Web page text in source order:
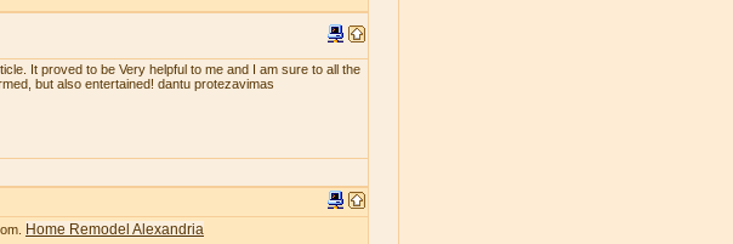
It proved to be Very helpful to me and I am sure to all the
but also entertained! dantu protezavimas
Home Remodel Alexandria